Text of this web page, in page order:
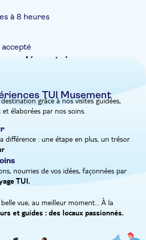
ce lieu emblématique, vous vous
d'épices voisine pour le déjeuner.
pour ses saveurs et l'influence
touche culinaire unique. Une fois le
le temps de vous promener dans la
tout ce qu'il y a à savoir sur les
sur la façon dont ils sont utilisés.
à 8 heures
TUI Musement
grâce à nos visites guidées,
élaborées par nos soins.
différence : une étape en plus, un trésor
nourries de vos idées, façonnées par
TUI.
vue, au meilleur moment… À la
et guides : des locaux passionnés.